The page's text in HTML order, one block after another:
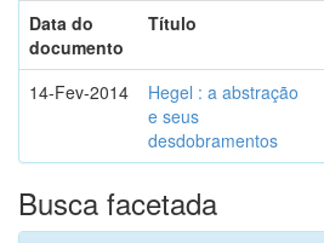
Data do
documento
Título
14-Fev-2014
Hegel : a abstração
e seus
desdobramentos
Busca facetada